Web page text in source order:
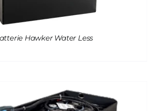
Hawker Water Less